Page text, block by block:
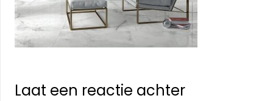
Laat een reactie achter